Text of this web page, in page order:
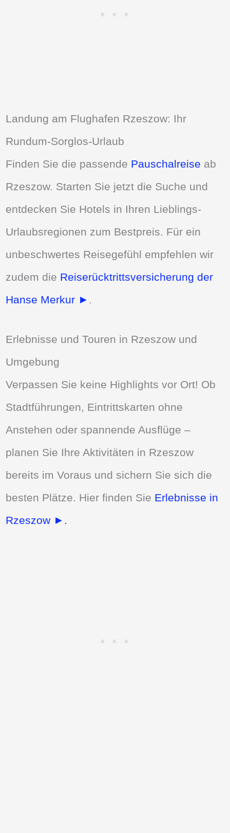
Landung am Flughafen Rzeszow: Ihr
Rundum-Sorglos-Urlaub
Finden Sie die passende Pauschalreise ab
Rzeszow. Starten Sie jetzt die Suche und
entdecken Sie Hotels in Ihren Lieblings-
Urlaubsregionen zum Bestpreis. Für ein
unbeschwertes Reisegefühl empfehlen wir
zudem die Reiserücktrittsversicherung der
Hanse Merkur ► .
Erlebnisse und Touren in Rzeszow und
Umgebung
Verpassen Sie keine Highlights vor Ort! Ob
Stadtführungen, Eintrittskarten ohne
Anstehen oder spannende Ausflüge –
planen Sie Ihre Aktivitäten in Rzeszow
bereits im Voraus und sichern Sie sich die
besten Plätze. Hier finden Sie Erlebnisse in
Rzeszow ►.